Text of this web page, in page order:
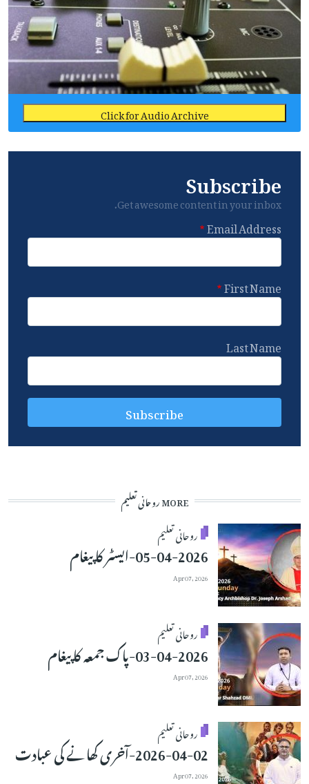
Click for Audio Archive
Subscribe
Get awesome content in your inbox.
Email Address
First Name
Last Name
MORE روحانی تعلیم
روحانی تعلیم
05-04-2026-ایسٹر کا پیغام
Apr 07, 2026
روحانی تعلیم
03-04-2026-پاک جمعہ کا پیغام
Apr 07, 2026
روحانی تعلیم
2026-04-02-آخری کھانے کی عبادت
Apr 07, 2026